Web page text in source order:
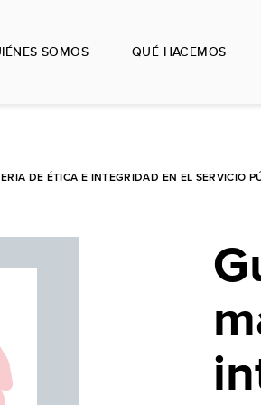
SOMOS QUÉ HACEMOS
DE ÉTICA E INTEGRIDAD EN EL SERVICIO